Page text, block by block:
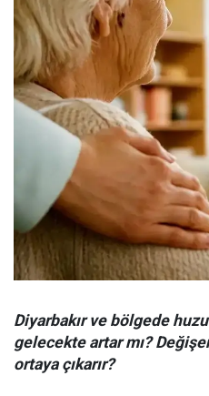
Diyarbakır ve bölgede
gelecekte artar mı?
ortaya çıkarır?